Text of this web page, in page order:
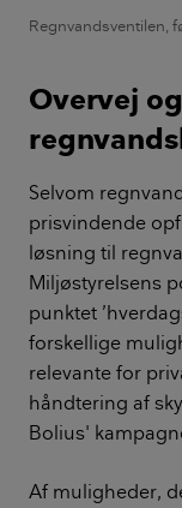
Regnvandsventilen,
Overvej
Selvom
prisvindende
løsning til
Miljøstyrelsens
punktet
forskellige
relevante for
håndtering af
Bolius'
Af muligheder,